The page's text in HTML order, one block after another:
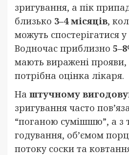
зригування, а пік
близько 3–4 місяців,
можуть спостерігатися у
Водночас приблизно
мають виражені прояви,
потрібна оцінка лікаря.
На штучному
зригування часто
“поганою сумішшю”, а з
годування, об’ємом
потоку соски та